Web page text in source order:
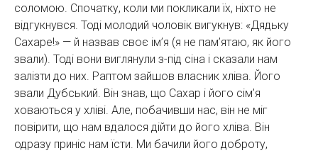
соломою. Спочатку, коли ми покликали їх, ніхто не
відгукнувся. Тоді молодий чоловік вигукнув: «Дядьку
Сахаре!» — й назвав своє ім’я (я не пам’ятаю, як його
звали). Тоді вони виглянули з-під сіна і сказали нам
залізти до них. Раптом зайшов власник хліва. Його
звали Дубський. Він знав, що Сахар і його сім’я
ховаються у хліві. Але, побачивши нас, він не міг
повірити, що нам вдалося дійти до його хліва. Він
одразу приніс нам їсти. Ми бачили його доброту,